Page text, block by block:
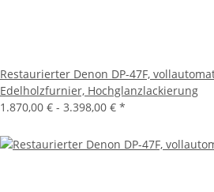
Restaurierter Denon DP-47F,
Edelholzfurnier, Hochglanzlackierung
1.870,00 € - 3.398,00 € *